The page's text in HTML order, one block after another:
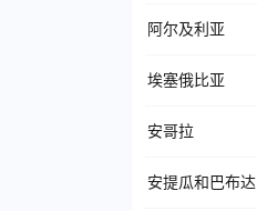
阿尔及利亚
埃塞俄比亚
安哥拉
安提瓜和巴布达